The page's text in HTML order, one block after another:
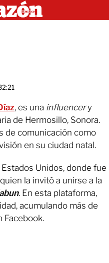
, es una influencery
de Hermosillo, Sonora.
de comunicación como
en su ciudad natal.
Unidos, donde fue
quien la invitó a unirse a la
. En esta plataforma,
acumulando más de
Facebook.